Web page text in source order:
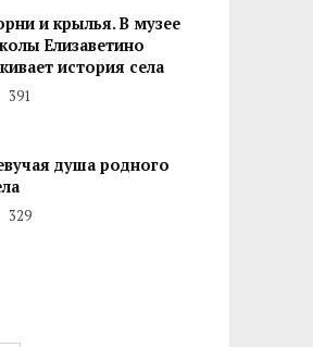
и крылья. В музее
Елизаветино
история села
391
душа родного
329